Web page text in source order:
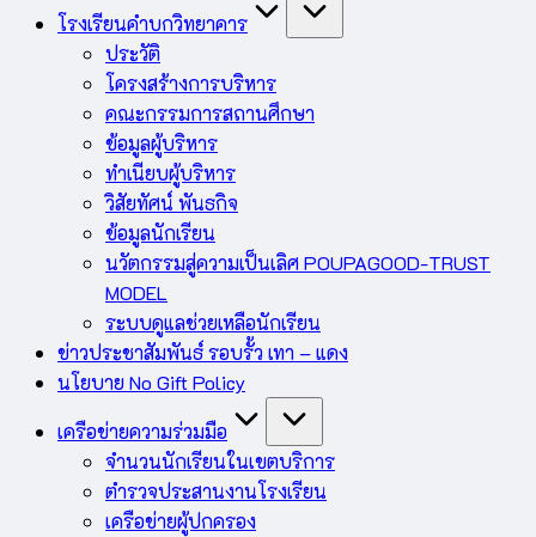
โรงเรียนคำบกวิทยาคาร
ประวัติ
โครงสร้างการบริหาร
คณะกรรมการสถานศึกษา
ข้อมูลผู้บริหาร
ทำเนียบผู้บริหาร
วิสัยทัศน์ พันธกิจ
ข้อมูลนักเรียน
นวัตกรรมสู่ความเป็นเลิศ POUPAGOOD-TRUST
MODEL
ระบบดูแลช่วยเหลือนักเรียน
ข่าวประชาสัมพันธ์ รอบรั้ว เทา – แดง
นโยบาย No Gift Policy
เครือข่ายความร่วมมือ
จำนวนนักเรียนในเขตบริการ
ตำรวจประสานงานโรงเรียน
เครือข่ายผู้ปกครอง